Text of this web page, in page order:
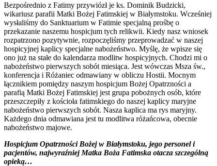
Bezpośrednio z Fatimy przywiózł je ks. Dominik Budzicki,
wikariusz parafii Matki Bożej Fatimskiej w Białymstoku. Wcześniej
wysłaliśmy do Sanktuarium w Fatimie specjalną prośbę o
przekazanie naszemu hospicjum tych relikwii. Kiedy nasz wniosek
rozpatrzono pozytywnie, rozpoczęliśmy przeprowadzać w naszej
hospicyjnej kaplicy specjalne nabożeństwo. Myślę, że wpisze się
ono już na stałe do kalendarza modlitw hospicyjnych. Chodzi mi o
nabożeństwo pierwszych sobót miesiąca. Jest wówczas Msza św.,
konferencja i Różaniec odmawiany w obliczu Hostii. Mocnym
łącznikiem pomiędzy naszym hospicjum Bożej Opatrzności a
parafią Matki Bożej Fatimskiej jest grupa pobożnych osób, które
przeszczepiły z kościoła fatimskiego do naszej kaplicy maryjne
nabożeństwo pierwszych sobót. Nasza kaplica ma rys maryjny.
Każdego dnia odmawiana jest tu modlitwa różańcowa, obecnie
nabożeństwo majowe.
Hospicjum Opatrzności Bożej w Białymstoku, jego personel i
pacjentów, najwyraźniej Matka Boża Fatimska otacza szczególną
opieką…